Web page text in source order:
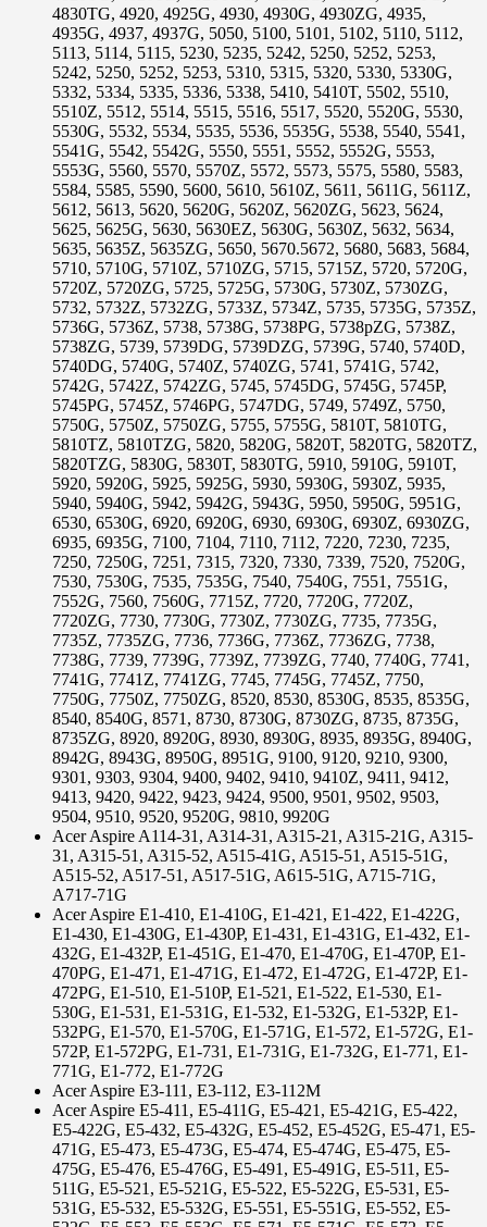
4830TG, 4920, 4925G, 4930, 4930G, 4930ZG, 4935,
4935G, 4937, 4937G, 5050, 5100, 5101, 5102, 5110, 5112,
5113, 5114, 5115, 5230, 5235, 5242, 5250, 5252, 5253,
5242, 5250, 5252, 5253, 5310, 5315, 5320, 5330, 5330G,
5332, 5334, 5335, 5336, 5338, 5410, 5410T, 5502, 5510,
5510Z, 5512, 5514, 5515, 5516, 5517, 5520, 5520G, 5530,
5530G, 5532, 5534, 5535, 5536, 5535G, 5538, 5540, 5541,
5541G, 5542, 5542G, 5550, 5551, 5552, 5552G, 5553,
5553G, 5560, 5570, 5570Z, 5572, 5573, 5575, 5580, 5583,
5584, 5585, 5590, 5600, 5610, 5610Z, 5611, 5611G, 5611Z,
5612, 5613, 5620, 5620G, 5620Z, 5620ZG, 5623, 5624,
5625, 5625G, 5630, 5630EZ, 5630G, 5630Z, 5632, 5634,
5635, 5635Z, 5635ZG, 5650, 5670.5672, 5680, 5683, 5684,
5710, 5710G, 5710Z, 5710ZG, 5715, 5715Z, 5720, 5720G,
5720Z, 5720ZG, 5725, 5725G, 5730G, 5730Z, 5730ZG,
5732, 5732Z, 5732ZG, 5733Z, 5734Z, 5735, 5735G, 5735Z,
5736G, 5736Z, 5738, 5738G, 5738PG, 5738pZG, 5738Z,
5738ZG, 5739, 5739DG, 5739DZG, 5739G, 5740, 5740D,
5740DG, 5740G, 5740Z, 5740ZG, 5741, 5741G, 5742,
5742G, 5742Z, 5742ZG, 5745, 5745DG, 5745G, 5745P,
5745PG, 5745Z, 5746PG, 5747DG, 5749, 5749Z, 5750,
5750G, 5750Z, 5750ZG, 5755, 5755G, 5810T, 5810TG,
5810TZ, 5810TZG, 5820, 5820G, 5820T, 5820TG, 5820TZ,
5820TZG, 5830G, 5830T, 5830TG, 5910, 5910G, 5910T,
5920, 5920G, 5925, 5925G, 5930, 5930G, 5930Z, 5935,
5940, 5940G, 5942, 5942G, 5943G, 5950, 5950G, 5951G,
6530, 6530G, 6920, 6920G, 6930, 6930G, 6930Z, 6930ZG,
6935, 6935G, 7100, 7104, 7110, 7112, 7220, 7230, 7235,
7250, 7250G, 7251, 7315, 7320, 7330, 7339, 7520, 7520G,
7530, 7530G, 7535, 7535G, 7540, 7540G, 7551, 7551G,
7552G, 7560, 7560G, 7715Z, 7720, 7720G, 7720Z,
7720ZG, 7730, 7730G, 7730Z, 7730ZG, 7735, 7735G,
7735Z, 7735ZG, 7736, 7736G, 7736Z, 7736ZG, 7738,
7738G, 7739, 7739G, 7739Z, 7739ZG, 7740, 7740G, 7741,
7741G, 7741Z, 7741ZG, 7745, 7745G, 7745Z, 7750,
7750G, 7750Z, 7750ZG, 8520, 8530, 8530G, 8535, 8535G,
8540, 8540G, 8571, 8730, 8730G, 8730ZG, 8735, 8735G,
8735ZG, 8920, 8920G, 8930, 8930G, 8935, 8935G, 8940G,
8942G, 8943G, 8950G, 8951G, 9100, 9120, 9210, 9300,
9301, 9303, 9304, 9400, 9402, 9410, 9410Z, 9411, 9412,
9413, 9420, 9422, 9423, 9424, 9500, 9501, 9502, 9503,
9504, 9510, 9520, 9520G, 9810, 9920G
Acer Aspire A114-31, A314-31, A315-21, A315-21G, A315-
31, A315-51, A315-52, A515-41G, A515-51, A515-51G,
A515-52, A517-51, A517-51G, A615-51G, A715-71G,
A717-71G
Acer Aspire E1-410, E1-410G, E1-421, E1-422, E1-422G,
E1-430, E1-430G, E1-430P, E1-431, E1-431G, E1-432, E1-
432G, E1-432P, E1-451G, E1-470, E1-470G, E1-470P, E1-
470PG, E1-471, E1-471G, E1-472, E1-472G, E1-472P, E1-
472PG, E1-510, E1-510P, E1-521, E1-522, E1-530, E1-
530G, E1-531, E1-531G, E1-532, E1-532G, E1-532P, E1-
532PG, E1-570, E1-570G, E1-571G, E1-572, E1-572G, E1-
572P, E1-572PG, E1-731, E1-731G, E1-732G, E1-771, E1-
771G, E1-772, E1-772G
Acer Aspire E3-111, E3-112, E3-112M
Acer Aspire E5-411, E5-411G, E5-421, E5-421G, E5-422,
E5-422G, E5-432, E5-432G, E5-452, E5-452G, E5-471, E5-
471G, E5-473, E5-473G, E5-474, E5-474G, E5-475, E5-
475G, E5-476, E5-476G, E5-491, E5-491G, E5-511, E5-
511G, E5-521, E5-521G, E5-522, E5-522G, E5-531, E5-
531G, E5-532, E5-532G, E5-551, E5-551G, E5-552, E5-